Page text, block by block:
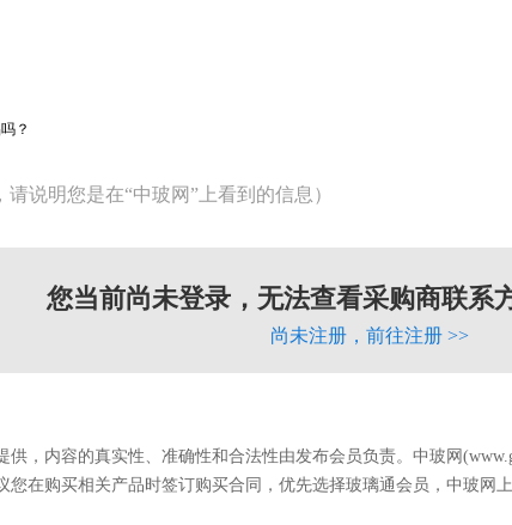
？
请说明您是在“中玻网”上看到的信息）
您当前尚未登录，无法查看采购商联系
尚未注册， 前往注册 >>
，内容的真实性、准确性和合法性由发布会员负责。中玻网
在购买相关产品时签订购买合同，优先选择玻璃通会员，中玻网上